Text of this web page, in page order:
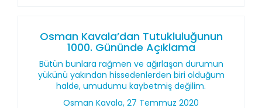
Osman Kavala’dan Tutukluluğunun
1000. Gününde Açıklama
Bütün bunlara rağmen ve ağırlaşan durumun
yükünü yakından hissedenlerden biri olduğum
halde, umudumu kaybetmiş değilim.
Osman Kavala, 27 Temmuz 2020